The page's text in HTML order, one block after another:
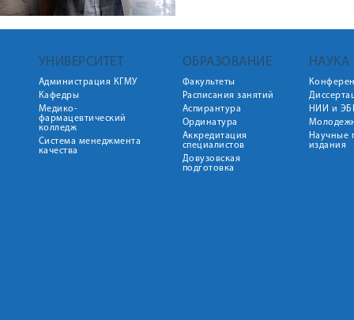
УНИВЕРСИТЕТ
Администрация КГМУ
Кафедры
Медико-
фармацевтический
колледж
Система менеджмента
качества
ОБРАЗОВАНИЕ
Факультеты
Расписания занятий
Аспирантура
Ординатура
Аккредитация
специалистов
Довузовская
подготовка
НАУКА
НИИ и
Научные
издания